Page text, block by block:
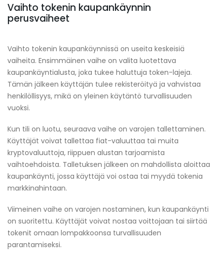
Vaihto tokenin kaupankäynnin
perusvaiheet
Vaihto tokenin kaupankäynnissä on useita keskeisiä
vaiheita. Ensimmäinen vaihe on valita luotettava
kaupankäyntialusta, joka tukee haluttuja token-lajeja.
Tämän jälkeen käyttäjän tulee rekisteröityä ja vahvistaa
henkilöllisyys, mikä on yleinen käytäntö turvallisuuden
vuoksi.
Kun tili on luotu, seuraava vaihe on varojen tallettaminen.
Käyttäjät voivat tallettaa fiat-valuuttaa tai muita
kryptovaluuttoja, riippuen alustan tarjoamista
vaihtoehdoista. Talletuksen jälkeen on mahdollista aloittaa
kaupankäynti, jossa käyttäjä voi ostaa tai myydä tokenia
markkinahintaan.
Viimeinen vaihe on varojen nostaminen, kun kaupankäynti
on suoritettu. Käyttäjät voivat nostaa voittojaan tai siirtää
tokenit omaan lompakkoonsa turvallisuuden
parantamiseksi.